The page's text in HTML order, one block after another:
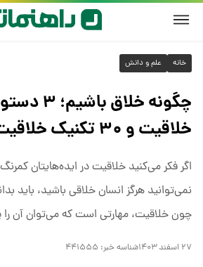
خانه علم و دانش
چگونه
خلاقیت و ۳۰ تکنیک خلاقیت
اگر فکر می‌کنید خلاقیت در ایده‌هایتان
نمی‌توانید هرگز انسان خلاقی باشید، باید
چون خلاقیت، مهارتی است که می‌توان آن
۲۷ اسفند ۱۴۰۳ شناسه خبر: ۴۴۱۵۵۵